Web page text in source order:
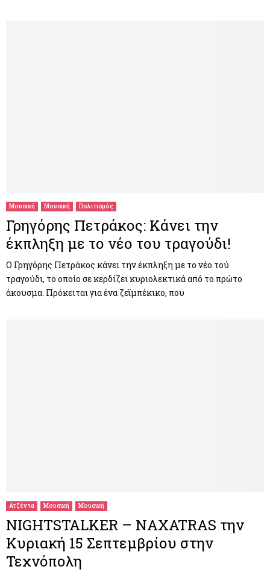
Μουσική Μουσική Πολιτισμός
Γρηγόρης Πετράκος: Κάνει την
έκπληξη με το νέο του τραγούδι!
Ο Γρηγόρης Πετράκος κάνει την έκπληξη με το νέο τού
τραγούδι, το οποίο σε κερδίζει κυριολεκτικά από το πρώτο
άκουσμα. Πρόκειται για ένα ζεϊμπέκικο, που
Ατζέντα Μουσική Μουσική
NIGHTSTALKER – NAXATRAS την
Κυριακή 15 Σεπτεμβρίου στην
Τεχνόπολη